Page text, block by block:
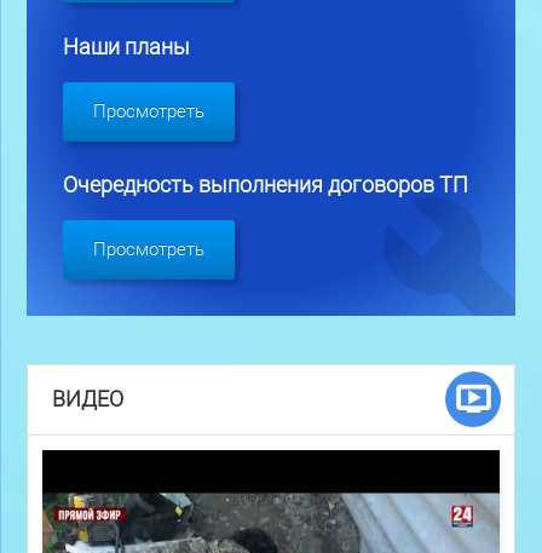
Наши планы
Просмотреть
Очередность выполнения договоров ТП
Просмотреть
ВИДЕО